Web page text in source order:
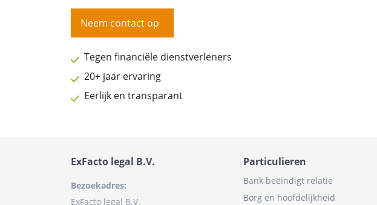
Neem contact op
Tegen financiële dienstverleners
20+ jaar ervaring
Eerlijk en transparant
ExFacto legal B.V.
Bezoekadres:
ExFacto legal B.V.
Particulieren
Bank beëindigt relatie
Borg en hoofdelijkheid